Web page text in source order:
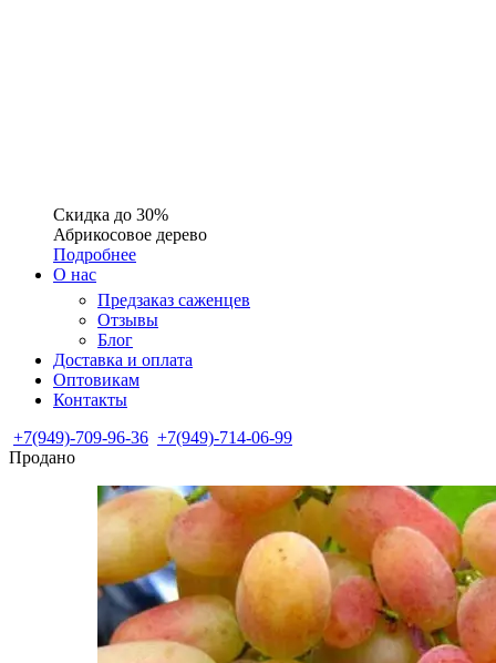
Скидка до 30%
Абрикосовое дерево
Подробнее
О нас
Предзаказ саженцев
Отзывы
Блог
Доставка и оплата
Оптовикам
Контакты
+7(949)-709-96-36 +7(949)-714-06-99
Продано